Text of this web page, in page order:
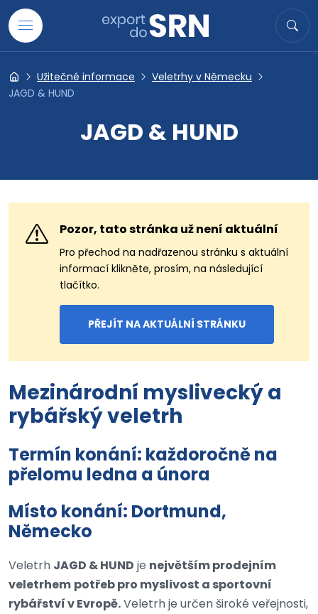
Přejít na obsah
Hledat
Export do SRN
Užitečné informace
Veletrhy v Německu
JAGD & HUND
JAGD & HUND
Pozor, tato stránka už není aktuální
Pro přechod na nadřazenou stránku s aktuální
informací klikněte, prosím, na následující
tlačítko.
PŘEJÍT NA AKTUÁLNÍ STRÁNKU
Mezinárodní myslivecký a
rybářský veletrh
Termín konání: každoročně na
přelomu ledna a února
Místo konání: Dortmund,
Německo
Veletrh JAGD & HUND je největším prodejním
veletrhem potřeb pro myslivost a sportovní
rybářství v Evropě.Veletrh je určen široké veřejnosti,